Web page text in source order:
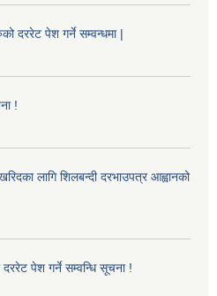
दररेट पेश गर्ने सम्वन्धमा |
!
लागि शिलबन्दी दरभाउपत्र आह्वानको
दररेट पेश गर्ने सम्वन्धि सूचना !